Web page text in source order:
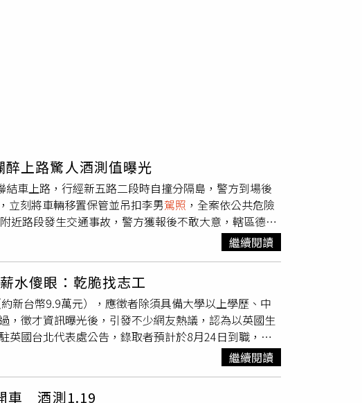
上路驚人酒測值曝光
車上路，行經新五路二段時自撞分隔島，警方到場後
立刻將車輛移置保管並吊扣李男駕照 ，全案依公共危險
近路段發生交通事故，警方獲報後不敢大意，轄區德音
查，李男當時駕駛聯結車沿著新五路二段由八里方向往
車體與路緣受損，所幸整起事故並未造成任何人員傷
依違反《道路交通管理處罰條例》第35條規定開單，
輛及吊扣其駕駛執照，並於訊後依公共危險罪將其移
繼續閱讀
水傻眼：乾脆找志工
新台幣9.9萬元），應徵者除須具備大學以上學歷、中
，徵才資訊曝光後，引發不少網友熱議，認為以英國生
英國台北代表處公告，錄取者預計於8月24日到職，應
證明文件，例如英國護照或居留證，代表處不協助辦理
等文書軟體操作、中英文流利，以及持有英國駕照並具
事項，包括辦公用品採購、設備與館舍維護、修繕工
繼續閱讀
車 酒測1.19